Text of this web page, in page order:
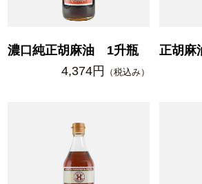
濃口純正胡麻油 1升瓶
4,374円
（税込み）
正胡麻